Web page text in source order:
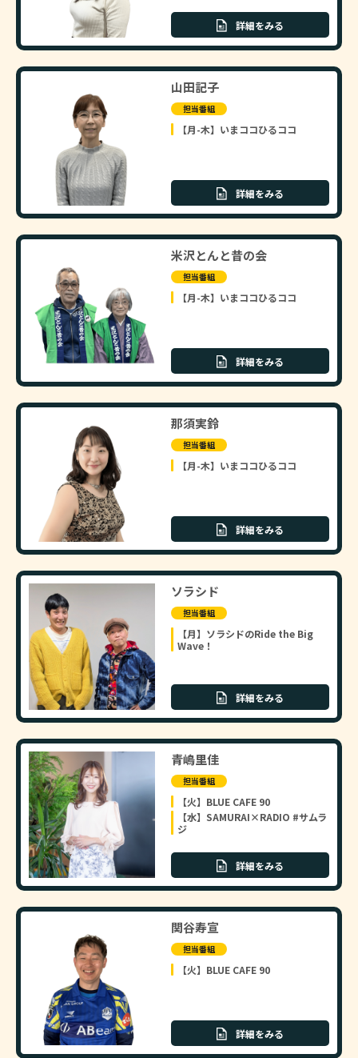
詳細をみる
山田記子
担当番組
【月-木】いまココひるココ
詳細をみる
米沢とんと昔の会
担当番組
【月-木】いまココひるココ
詳細をみる
那須実鈴
担当番組
【月-木】いまココひるココ
詳細をみる
ソラシド
担当番組
【月】ソラシドのRide the Big
Wave！
詳細をみる
青嶋里佳
担当番組
【火】BLUE CAFE 90
【水】SAMURAI×RADIO #サムラ
ジ
詳細をみる
関谷寿宣
担当番組
【火】BLUE CAFE 90
詳細をみる